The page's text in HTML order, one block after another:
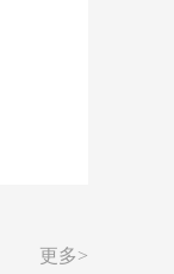
更多>